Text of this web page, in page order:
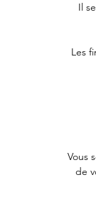
Il
Les
Vous
de